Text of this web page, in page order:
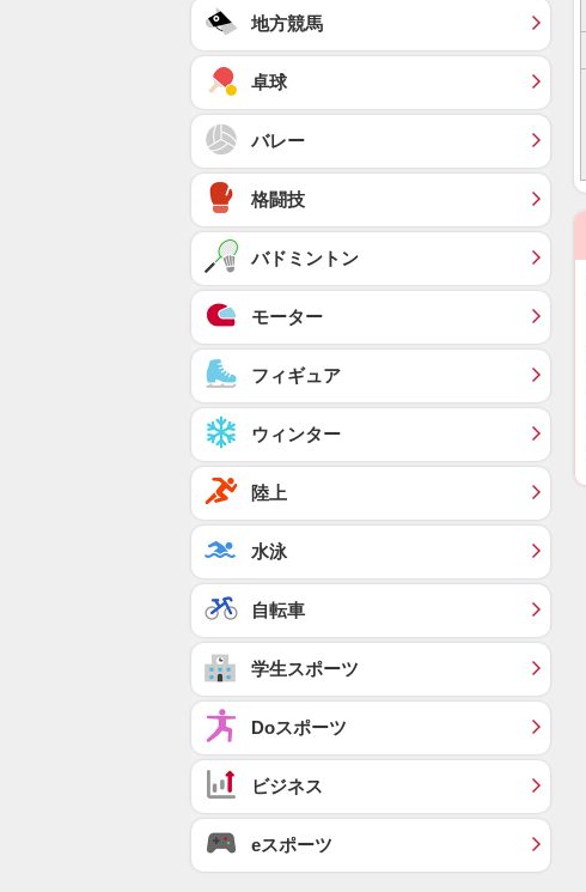
地方競馬
卓球
バレー
格闘技
バドミントン
モーター
フィギュア
ウィンター
陸上
水泳
自転車
学生スポーツ
Doスポーツ
ビジネス
eスポーツ